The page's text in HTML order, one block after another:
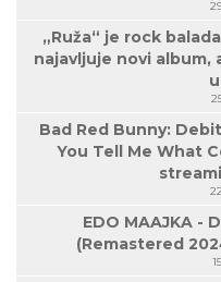
„Ruža“ je rock
najavljuje novi album,
Bad Red Bunny:
You Tell Me What
EDO MAAJKA -
(Remastered